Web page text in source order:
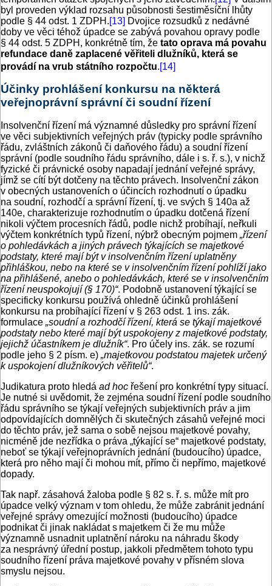
byl proveden výklad rozsahu působnosti šestiměsíční lhůty
podle § 44 odst. 1 ZDPH.[13] Dvojice rozsudků z nedávné
doby ve věci téhož úpadce se zabývá povahou opravy podle
§ 44 odst. 5 ZDPH, konkrétně tím, že tato oprava má povahu
refundace daně zaplacené věřiteli dlužníků, která se
provádí na vrub státního rozpočtu.[14]
Účinky prohlášení konkursu na některá
veřejnoprávní správní či soudní řízení
Insolvenční řízení má významné důsledky pro správní řízení
ve věci subjektivních veřejných práv (typicky podle správního
řádu, zvláštních zákonů či daňového řádu) a soudní řízení
správní (podle soudního řádu správního, dále i s. ř. s.), v nichž
fyzické či právnické osoby napadají jednání veřejné správy,
jímž se cítí být dotčeny na těchto právech. Insolvenční zákon
v obecných ustanoveních o účincích rozhodnutí o úpadku
na soudní, rozhodčí a správní řízení, tj. ve svých § 140a až
140e, charakterizuje rozhodnutím o úpadku dotčená řízení
nikoli výčtem procesních řádů, podle nichž probíhají, neřkuli
výčtem konkrétních typů řízení, nýbrž obecným pojmem „řízení
o pohledávkách a jiných právech týkajících se majetkové
podstaty, které mají být v insolven­čním řízení uplatněny
přihláškou, nebo na které se v insolvenčním řízení pohlíží jako
na přihlášené, anebo o pohledávkách, které se v insolven­čním
řízení neuspokojují (§ 170)“. Podobně ustanovení týkající se
specificky konkursu používá ohledně účinků prohlášení
konkursu na probíhající řízení v § 263 odst. 1 ins. zák.
formulace „soudní a rozhodčí řízení, která se týkají majetkové
podstaty nebo které mají být uspokojeny z majetkové podstaty,
jejichž účastníkem je dlužník“. Pro účely ins. zák. se rozumí
podle jeho § 2 písm. e) „majetkovou podstatou majetek určený
k uspokojení dlužníkových věřitelů“.
Judikatura proto hledá ad hoc řešení pro konkrétní typy situací.
Je nutné si uvědomit, že zejména soudní řízení podle soudního
řádu správního se týkají veřejných subjektivních práv a jim
odpovídajících domnělých či skutečných zásahů veřejné moci
do těchto práv, jež sama o sobě nejsou majetkové povahy,
nicméně jde nezřídka o práva „týkající se“ majetkové podstaty,
neboť se týkají veřejnoprávních jednání (budoucího) úpadce,
která pro něho mají či mohou mít, přímo či nepřímo, majetkové
dopady.
Tak např. zásahová žaloba podle § 82 s. ř. s. může mít pro
úpadce velký význam v tom ohledu, že může zabránit jednání
veřejné správy omezující možnosti (budoucího) úpadce
podnikat či jinak nakládat s majetkem či že mu může
významně usnadnit uplatnění nároku na náhradu škody
za nesprávný úřední postup, jakkoli předmětem tohoto typu
soudního řízení práva majetkové povahy v přísném slova
smyslu nejsou.